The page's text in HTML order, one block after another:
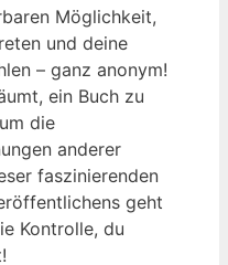
Möglichkeit,
und deine
– ganz anonym!
ein Buch zu
die
anderer
faszinierenden
geht
Kontrolle, du